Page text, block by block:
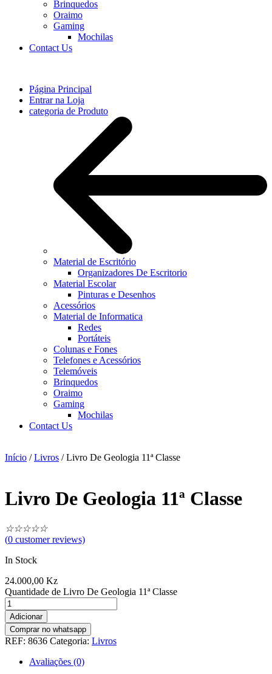
Brinquedos
Oraimo
Gaming
Mochilas
Contact Us
Página Principal
Entrar na Loja
categoria de Produto
Material de Escritório
Organizadores De Escritorio
Material Escolar
Pinturas e Desenhos
Acessórios
Material de Informatica
Redes
Portáteis
Colunas e Fones
Telefones e Acessórios
Telemóveis
Brinquedos
Oraimo
Gaming
Mochilas
Contact Us
Início /Livros / Livro De Geologia 11ª Classe
Livro De Geologia 11ª Classe
☆☆☆☆☆
(0 customer reviews)
In Stock
24.000,00 Kz
Quantidade de Livro De Geologia 11ª Classe
Adicionar
Comprar no whatsapp
REF: 8636 Categoria: Livros
Avaliações (0)